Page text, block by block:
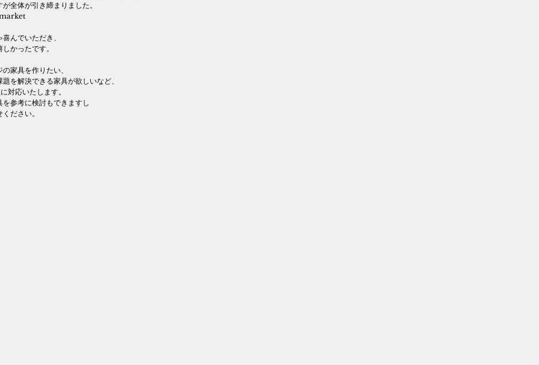
全体が引き締まりました。
んでいただき、
かったです。
家具を作りたい、
を解決できる家具が欲しいなど、
対応いたします。
を参考に検討もできますし
ださい。